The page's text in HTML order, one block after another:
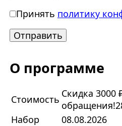
Принять политику
О программе
Стоимость Скидка 3000
обращения!
Набор
08.08.2026